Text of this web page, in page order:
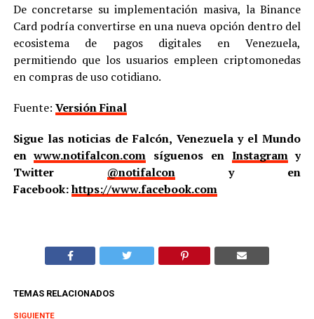
De concretarse su implementación masiva, la Binance
Card podría convertirse en una nueva opción dentro del
ecosistema de pagos digitales en Venezuela,
permitiendo que los usuarios empleen criptomonedas
en compras de uso cotidiano.
Fuente: Versión Final
Sigue las noticias de Falcón, Venezuela y el Mundo
enwww.notifalcon.com síguenos en Instagramy
Twitter @notifalcony en
Facebook:https://www.facebook.com
TEMAS RELACIONADOS
SIGUIENTE